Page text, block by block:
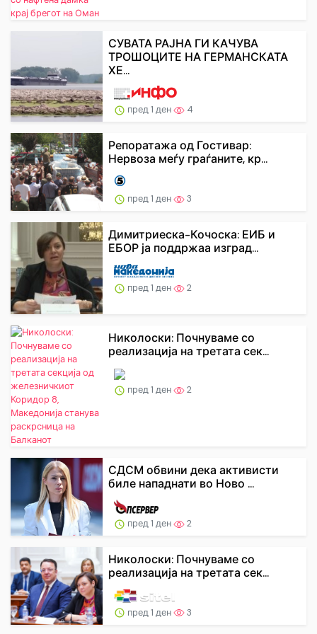
СУВАТА РАЈНА ГИ КАЧУВА
ТРОШОЦИТЕ НА ГЕРМАНСКАТА
ХЕ...
пред 1 ден 4
Репоратажа од Гостивар:
Нервоза меѓу граѓаните, кр...
пред 1 ден 3
Димитриеска-Кочоска: ЕИБ и
ЕБОР ја поддржаа изград...
пред 1 ден 2
Николоски: Почнуваме со
реализација на третата сек...
пред 1 ден 2
СДСМ обвини дека активисти
биле нападнати во Ново ...
пред 1 ден 2
Николоски: Почнуваме со
реализација на третата сек...
пред 1 ден 3